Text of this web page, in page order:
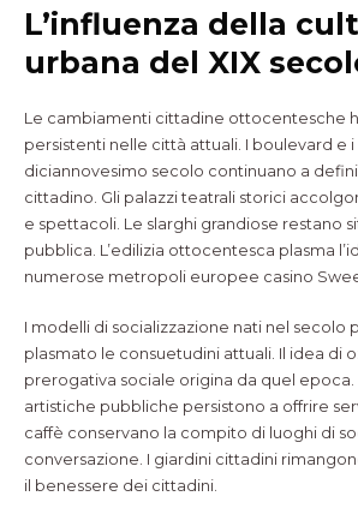
L’influenza della
urbana del XIX
Le cambiamenti cittadine ottocentesche
persistenti nelle città attuali. I boulevard e
diciannovesimo secolo continuano a
cittadino. Gli palazzi teatrali storici
e spettacoli. Le slarghi grandiose restano
pubblica. L’edilizia ottocentesca plasma
numerose metropoli europee casino
I modelli di socializzazione nati nel secolo
plasmato le consuetudini attuali. Il idea di
prerogativa sociale origina da quel epoca.
artistiche pubbliche persistono a offrire
caffè conservano la compito di luoghi di
conversazione. I giardini cittadini
il benessere dei cittadini.